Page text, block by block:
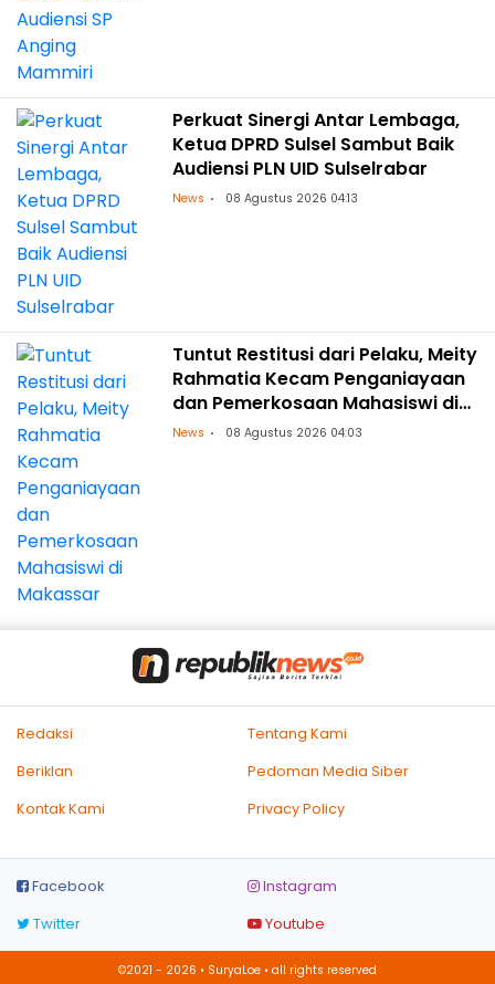
Perkuat Sinergi Antar Lembaga,
Ketua DPRD Sulsel Sambut Baik
Audiensi PLN UID Sulselrabar
News 08 Agustus 2026 04:13
Tuntut Restitusi dari Pelaku, Meity
Rahmatia Kecam Penganiayaan
dan Pemerkosaan Mahasiswi di
Makassar
News 08 Agustus 2026 04:03
Redaksi
Tentang Kami
Beriklan
Pedoman Media Siber
Kontak Kami
Privacy Policy
Facebook
Instagram
Twitter
Youtube
©2021 - 2026 • SuryaLoe • all rights reserved